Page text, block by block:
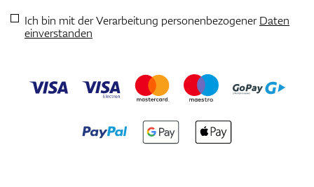
Ich bin mit der Verarbeitung personenbezogenerDaten
einverstanden